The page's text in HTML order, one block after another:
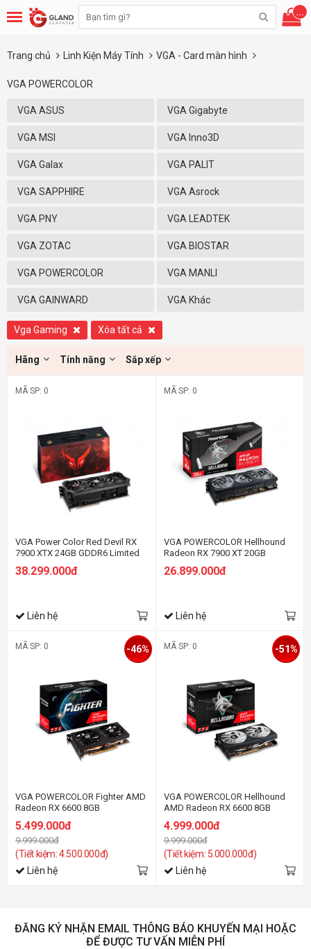
...
Trang chủ Linh Kiện Máy Tính VGA - Card màn hình
VGA POWERCOLOR
VGA ASUS VGA Gigabyte
VGA MSI VGA Inno3D
VGA Galax VGA PALIT
VGA SAPPHIRE VGA Asrock
VGA PNY VGA LEADTEK
VGA ZOTAC VGA BIOSTAR
VGA POWERCOLOR VGA MANLI
VGA GAINWARD VGA Khác
Vga Gaming Xóa tất cả
Hãng Tính năng Sắp xếp
MÃ SP: 0
VGA Power Color Red Devil RX
7900 XTX 24GB GDDR6 Limited
38.299.000đ
Liên hệ
MÃ SP: 0
VGA POWERCOLOR Hellhound
Radeon RX 7900 XT 20GB
26.899.000đ
Liên hệ
MÃ SP: 0
VGA POWERCOLOR Fighter AMD
Radeon RX 6600 8GB
5.499.000đ
9.999.000đ
(Tiết kiệm: 4.500.000đ)
-46%
Liên hệ
MÃ SP: 0
VGA POWERCOLOR Hellhound
AMD Radeon RX 6600 8GB
4.999.000đ
9.999.000đ
(Tiết kiệm: 5.000.000đ)
-51%
Liên hệ
ĐĂNG KÝ NHẬN EMAIL THÔNG BÁO KHUYẾN MẠI HOẶC
ĐỂ ĐƯỢC TƯ VẤN MIỄN PHÍ